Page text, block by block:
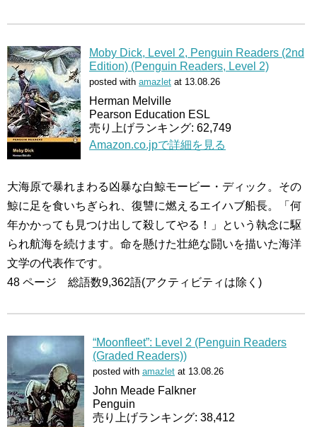
Moby Dick, Level 2, Penguin Readers (2nd
Edition) (Penguin Readers, Level 2)
posted with amazlet at 13.08.26
Herman Melville
Pearson Education ESL
売り上げランキング: 62,749
Amazon.co.jpで詳細を見る
大海原で暴れまわる凶暴な白鯨モービー・ディック。その
鯨に足を食いちぎられ、復讐に燃えるエイハブ船長。「何
年かかっても見つけ出して殺してやる！」という執念に駆
られ航海を続けます。命を懸けた壮絶な闘いを描いた海洋
文学の代表作です。
48 ページ 総語数9,362語(アクティビティは除く)
“Moonfleet”: Level 2 (Penguin Readers
(Graded Readers))
posted with amazlet at 13.08.26
John Meade Falkner
Penguin
売り上げランキング: 38,412